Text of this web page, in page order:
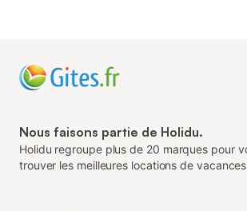
Nous faisons partie de Holidu.
Holidu regroupe plus de 20 marques pour
trouver les meilleures locations de